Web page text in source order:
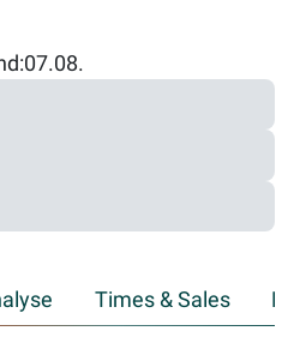
07.08.
Times & Sales